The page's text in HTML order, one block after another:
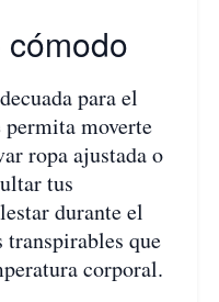
para el
moverte
ropa ajustada o
tus
durante el
que
corporal.